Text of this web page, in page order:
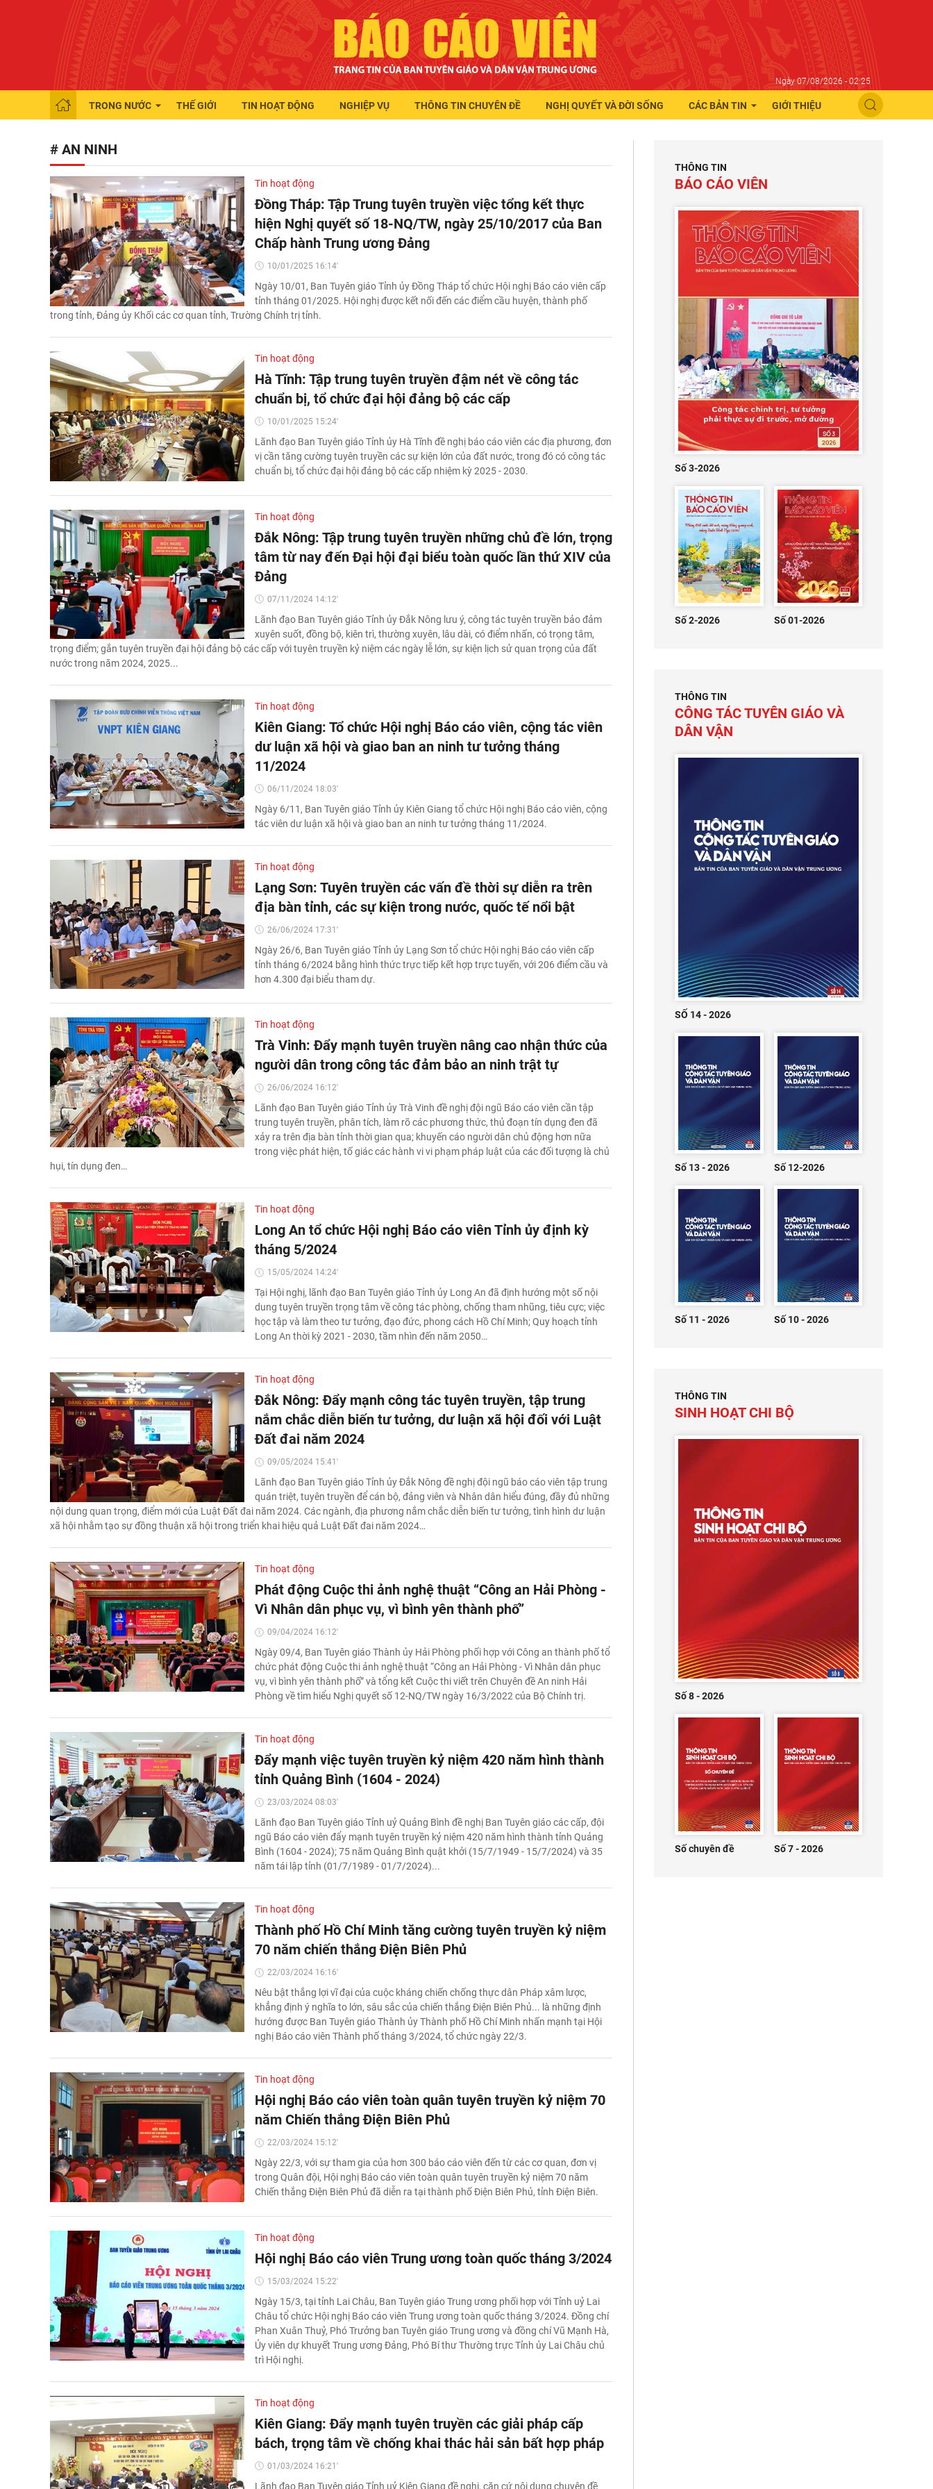
Ngày 07/08/2026 - 02:25
TRONG NƯỚC THẾ GIỚI TIN HOẠT ĐỘNG NGHIỆP VỤ THÔNG TIN CHUYÊN ĐỀ NGHỊ QUYẾT VÀ ĐỜI SỐNG CÁC BẢN TIN GIỚI THIỆU
# AN NINH
Tin hoạt động
Đồng Tháp: Tập Trung tuyên truyền việc tổng kết thực
hiện Nghị quyết số 18-NQ/TW, ngày 25/10/2017 của Ban
Chấp hành Trung ương Đảng
10/01/2025 16:14'
Ngày 10/01, Ban Tuyên giáo Tỉnh ủy Đồng Tháp tổ chức Hội nghị Báo cáo viên cấp
tỉnh tháng 01/2025. Hội nghị được kết nối đến các điểm cầu huyện, thành phố
trong tỉnh, Đảng ủy Khối các cơ quan tỉnh, Trường Chính trị tỉnh.
Tin hoạt động
Hà Tĩnh: Tập trung tuyên truyền đậm nét về công tác
chuẩn bị, tổ chức đại hội đảng bộ các cấp
10/01/2025 15:24'
Lãnh đạo Ban Tuyên giáo Tỉnh ủy Hà Tĩnh đề nghị báo cáo viên các địa phương, đơn
vị cần tăng cường tuyên truyền các sự kiện lớn của đất nước, trong đó có công tác
chuẩn bị, tổ chức đại hội đảng bộ các cấp nhiệm kỳ 2025 - 2030.
Tin hoạt động
Đắk Nông: Tập trung tuyên truyền những chủ đề lớn, trọng
tâm từ nay đến Đại hội đại biểu toàn quốc lần thứ XIV của
Đảng
07/11/2024 14:12'
Lãnh đạo Ban Tuyên giáo Tỉnh ủy Đắk Nông lưu ý, công tác tuyên truyền bảo đảm
xuyên suốt, đồng bộ, kiên trì, thường xuyên, lâu dài, có điểm nhấn, có trọng tâm,
trọng điểm; gắn tuyên truyền đại hội đảng bộ các cấp với tuyên truyền kỷ niệm các ngày lễ lớn, sự kiện lịch sử quan trọng của đất
nước trong năm 2024, 2025...
Tin hoạt động
Kiên Giang: Tổ chức Hội nghị Báo cáo viên, cộng tác viên
dư luận xã hội và giao ban an ninh tư tưởng tháng
11/2024
06/11/2024 18:03'
Ngày 6/11, Ban Tuyên giáo Tỉnh ủy Kiên Giang tổ chức Hội nghị Báo cáo viên, cộng
tác viên dư luận xã hội và giao ban an ninh tư tưởng tháng 11/2024.
Tin hoạt động
Lạng Sơn: Tuyên truyền các vấn đề thời sự diễn ra trên
địa bàn tỉnh, các sự kiện trong nước, quốc tế nổi bật
26/06/2024 17:31'
Ngày 26/6, Ban Tuyên giáo Tỉnh ủy Lạng Sơn tổ chức Hội nghị Báo cáo viên cấp
tỉnh tháng 6/2024 bằng hình thức trực tiếp kết hợp trực tuyến, với 206 điểm cầu và
hơn 4.300 đại biểu tham dự.
Tin hoạt động
Trà Vinh: Đẩy mạnh tuyên truyền nâng cao nhận thức của
người dân trong công tác đảm bảo an ninh trật tự
26/06/2024 16:12'
Lãnh đạo Ban Tuyên giáo Tỉnh ủy Trà Vinh đề nghị đội ngũ Báo cáo viên cần tập
trung tuyên truyền, phân tích, làm rõ các phương thức, thủ đoạn tín dụng đen đã
xảy ra trên địa bàn tỉnh thời gian qua; khuyến cáo người dân chủ động hơn nữa
trong việc phát hiện, tố giác các hành vi vi phạm pháp luật của các đối tượng là chủ
hụi, tín dụng đen…
Tin hoạt động
Long An tổ chức Hội nghị Báo cáo viên Tỉnh ủy định kỳ
tháng 5/2024
15/05/2024 14:24'
Tại Hội nghị, lãnh đạo Ban Tuyên giáo Tỉnh ủy Long An đã định hướng một số nội
dung tuyên truyền trọng tâm về công tác phòng, chống tham nhũng, tiêu cực; việc
học tập và làm theo tư tưởng, đạo đức, phong cách Hồ Chí Minh; Quy hoạch tỉnh
Long An thời kỳ 2021 - 2030, tầm nhìn đến năm 2050…
Tin hoạt động
Đắk Nông: Đẩy mạnh công tác tuyên truyền, tập trung
nắm chắc diễn biến tư tưởng, dư luận xã hội đối với Luật
Đất đai năm 2024
09/05/2024 15:41'
Lãnh đạo Ban Tuyên giáo Tỉnh ủy Đắk Nông đề nghị đội ngũ báo cáo viên tập trung
quán triệt, tuyên truyền để cán bộ, đảng viên và Nhân dân hiểu đúng, đầy đủ những
nội dung quan trọng, điểm mới của Luật Đất đai năm 2024. Các ngành, địa phương nắm chắc diễn biến tư tưởng, tình hình dư luận
xã hội nhằm tạo sự đồng thuận xã hội trong triển khai hiệu quả Luật Đất đai năm 2024…
Tin hoạt động
Phát động Cuộc thi ảnh nghệ thuật “Công an Hải Phòng -
Vì Nhân dân phục vụ, vì bình yên thành phố”
09/04/2024 16:12'
Ngày 09/4, Ban Tuyên giáo Thành ủy Hải Phòng phối hợp với Công an thành phố tổ
chức phát động Cuộc thi ảnh nghệ thuật “Công an Hải Phòng - Vì Nhân dân phục
vụ, vì bình yên thành phố” và tổng kết Cuộc thi viết trên Chuyên đề An ninh Hải
Phòng về tìm hiểu Nghị quyết số 12-NQ/TW ngày 16/3/2022 của Bộ Chính trị.
Tin hoạt động
Đẩy mạnh việc tuyên truyền kỷ niệm 420 năm hình thành
tỉnh Quảng Bình (1604 - 2024)
23/03/2024 08:03'
Lãnh đạo Ban Tuyên giáo Tỉnh uỷ Quảng Bình đề nghị Ban Tuyên giáo các cấp, đội
ngũ Báo cáo viên đẩy mạnh tuyên truyền kỷ niệm 420 năm hình thành tỉnh Quảng
Bình (1604 - 2024); 75 năm Quảng Bình quật khởi (15/7/1949 - 15/7/2024) và 35
năm tái lập tỉnh (01/7/1989 - 01/7/2024)...
Tin hoạt động
Thành phố Hồ Chí Minh tăng cường tuyên truyền kỷ niệm
70 năm chiến thắng Điện Biên Phủ
22/03/2024 16:16'
Nêu bật thắng lợi vĩ đại của cuộc kháng chiến chống thực dân Pháp xâm lược,
khẳng định ý nghĩa to lớn, sâu sắc của chiến thắng Điện Biên Phủ... là những định
hướng được Ban Tuyên giáo Thành ủy Thành phố Hồ Chí Minh nhấn mạnh tại Hội
nghị Báo cáo viên Thành phố tháng 3/2024, tổ chức ngày 22/3.
Tin hoạt động
Hội nghị Báo cáo viên toàn quân tuyên truyền kỷ niệm 70
năm Chiến thắng Điện Biên Phủ
22/03/2024 15:12'
Ngày 22/3, với sự tham gia của hơn 300 báo cáo viên đến từ các cơ quan, đơn vị
trong Quân đội, Hội nghị Báo cáo viên toàn quân tuyên truyền kỷ niệm 70 năm
Chiến thắng Điện Biên Phủ đã diễn ra tại thành phố Điện Biên Phủ, tỉnh Điện Biên.
Tin hoạt động
Hội nghị Báo cáo viên Trung ương toàn quốc tháng 3/2024
15/03/2024 15:22'
Ngày 15/3, tại tỉnh Lai Châu, Ban Tuyên giáo Trung ương phối hợp với Tỉnh uỷ Lai
Châu tổ chức Hội nghị Báo cáo viên Trung ương toàn quốc tháng 3/2024. Đồng chí
Phan Xuân Thuỷ, Phó Trưởng ban Tuyên giáo Trung ương và đồng chí Vũ Mạnh Hà,
Ủy viên dự khuyết Trung ương Đảng, Phó Bí thư Thường trực Tỉnh ủy Lai Châu chủ
trì Hội nghị.
Tin hoạt động
Kiên Giang: Đẩy mạnh tuyên truyền các giải pháp cấp
bách, trọng tâm về chống khai thác hải sản bất hợp pháp
01/03/2024 16:21'
Lãnh đạo Ban Tuyên giáo Tỉnh uỷ Kiên Giang đề nghị, căn cứ nội dung chuyên đề
THÔNG TIN
BÁO CÁO VIÊN
Số 3-2026
Số 2-2026 Số 01-2026
THÔNG TIN
CÔNG TÁC TUYÊN GIÁO VÀ
DÂN VẬN
SỐ 14 - 2026
Số 13 - 2026 Số 12-2026
Số 11 - 2026 Số 10 - 2026
THÔNG TIN
SINH HOẠT CHI BỘ
Số 8 - 2026
Số chuyên đề Số 7 - 2026